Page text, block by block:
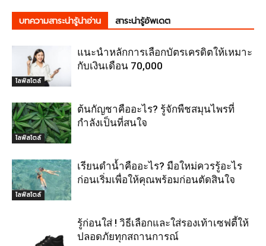
บทความสาระน่ารู้น่าอ่าน สาระน่ารู้อัพเดต
ไลฟ์สไตล์
แนะนำหลักการเลือกบัตรเครดิตให้เหมาะ
กับเงินเดือน 70,000
ไลฟ์สไตล์
ต้นกัญชาคืออะไร? รู้จักพืชสมุนไพรที่
กำลังเป็นที่สนใจ
ไลฟ์สไตล์
เรียนดำน้ำคืออะไร? มือใหม่ควรรู้อะไร
ก่อนเริ่มเพื่อให้คุณพร้อมก่อนตัดสินใจ
รู้ก่อนใส่ ! วิธีเลือกและใส่รองเท้าเซฟตี้ให้
ปลอดภัยทุกสถานการณ์